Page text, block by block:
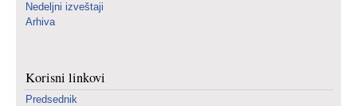
Nedeljni izveštaji
Arhiva
Korisni linkovi
Predsednik